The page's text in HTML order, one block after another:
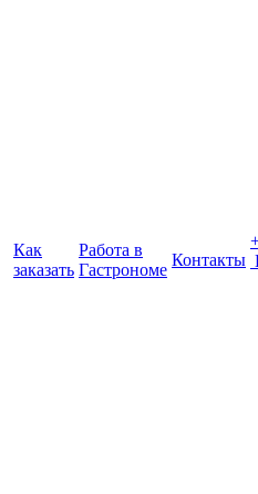
Как
заказать
Работа в
Гастрономе
Контакты